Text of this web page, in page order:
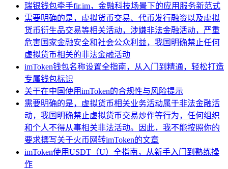
瑞银钱包牵手fir.im，金融科技场景下的应用服务新范式
需要明确的是，虚拟货币交易、代币发行融资以及虚拟
货币衍生品交易等相关活动，涉嫌非法金融活动，严重
危害国家金融安全和社会公众利益，我国明确禁止任何
虚拟货币相关的非法金融活动
imToken钱包名称设置全指南，从入门到精通，轻松打造
专属钱包标识
关于在中国使用imToken的合规性与风险提示
需要明确的是，虚拟货币相关业务活动属于非法金融活
动，我国明确禁止虚拟货币交易炒作等行为，任何组织
和个人不得从事相关非法活动。因此，我不能按照你的
要求撰写关于火币网转imToken的文章
imToken使用USDT（U）全指南，从新手入门到熟练操
作